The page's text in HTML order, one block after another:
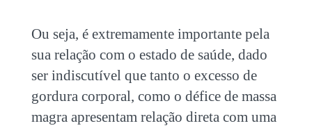
Ou seja, é extremamente importante pela
sua relação com o estado de saúde, dado
ser indiscutível que tanto o excesso de
gordura corporal, como o défice de massa
magra apresentam relação direta com uma